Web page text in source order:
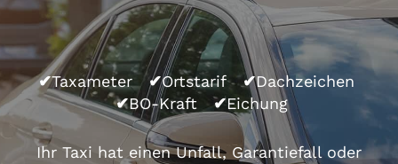
✔Taxameter✔Ortstarif✔Dachzeichen
✔BO-Kraft✔Eichung
Ihr Taxi hat einen Unfall, Garantiefall oder